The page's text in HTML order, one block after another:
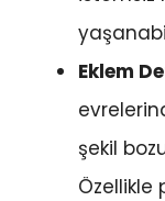
Eklem
şekil
Özellikle